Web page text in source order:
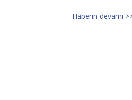
Haberin devamı